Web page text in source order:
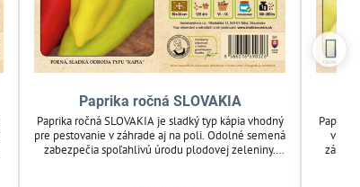
Paprika ročná SLOVAKIA
Paprika ročná SLOVAKIA je sladký typ kápia vhodný
pre pestovanie v záhrade aj na poli. Odolné semená
zabezpečia spoľahlivú úrodu plodovej zeleniny.
Paprika